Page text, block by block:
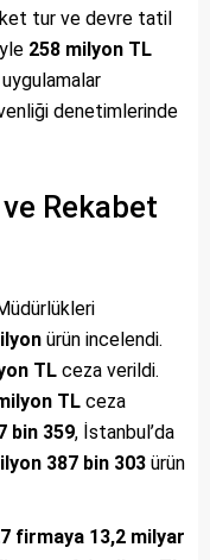
tur ve devre tatil
258 milyon TL
denetimlerinde
Rekabet
ürün incelendi.
TL ceza verildi.
TL ceza
bin 359, İstanbul’da
387 bin 303 ürün
firmaya 13,2 milyar